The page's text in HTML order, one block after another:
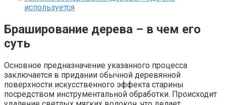
используется
Браширование дерева – в чем его
суть
Основное предназначение указанного процесса
заключается в придании обычной деревянной
поверхности искусственного эффекта старины
посредством инструментальной обработки. Происходит